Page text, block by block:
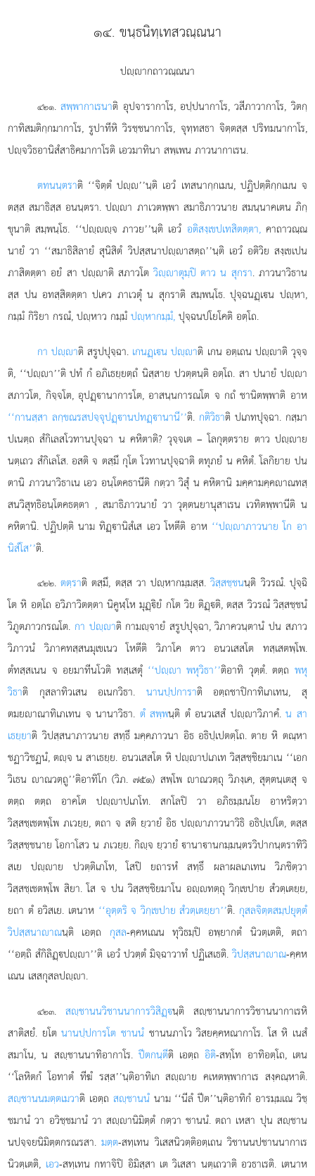
๑๔. ขนฺธนิทฺเทสวณฺณนา
ปฺากถาวณฺณนา
๔๒๑.สพฺพากาเรนาติ อุปจารากาโร, อปฺปนากาโร, วสีภาวากาโร, วิตกฺ
กาทิสมติกฺกมากาโร, รูปาทีหิ วิรชฺชนากาโร, จุทฺทสธา จิตฺตสฺส ปริทมนากาโร,
ปฺจวิธอานิสํสาธิคมากาโรติ เอวมาทินา สพฺเพน ภาวนากาเรน.
ตทนนฺตราติ ‘‘จิตฺตํ ปฺ’’นฺติ เอวํ เทสนากฺกเมน, ปฏิปตฺติกฺกเมน จ
ตสฺส สมาธิสฺส อนนฺตรา. ปฺา ภาเวตพฺพา สมาธิภาวนาย สมนฺนาคเตน ภิกฺ
ขุนาติ สมฺพนฺโธ. ‘‘ปฺฺจ ภาวย’’นฺติ เอวํ อติสงฺเขปเทสิตตฺตา,คาถาวณฺณ
นายํ วา ‘‘สมาธิสิลายํ สุนิสิตํ วิปสฺสนาปฺาสตฺถ’’นฺติ เอวํ อติวิย สงฺเขเปน
ภาสิตตฺตา อยํ สา ปฺาติ สภาวโตวิฺาตุมฺปิ ตาว น สุกรา. ภาวนาวิธาน
สฺส ปน อทสฺสิตตฺตา ปเคว ภาเวตุํ น สุกราติ สมฺพนฺโธ. ปุจฺฉนฏฺเน ปฺหา,
กมฺมํ กิริยา กรณํ, ปฺหาว กมฺมํปฺหากมฺมํ, ปุจฺฉนปโยโคติ อตฺโถ.
กา ปฺาติ สรูปปุจฺฉา. เกนฏฺเน ปฺาติ เกน อตฺเถน ปฺาติ วุจฺจ
ติ, ‘‘ปฺา’’ติ ปทํ กํ อภิเธยฺยตฺถํ นิสฺสาย ปวตฺตนฺติ อตฺโถ. สา ปนายํ ปฺา
สภาวโต, กิจฺจโต, อุปฏฺานาการโต, อาสนฺนการณโต จ กถํ ชานิตพฺพาติ อาห
‘‘กานสฺสา ลกฺขณรสปจฺจุปฏฺานปทฏฺานานี’’ติ. กติวิธาติ ปเภทปุจฺฉา. กสฺมา
ปเนตฺถ สํกิเลสโวทานปุจฺฉา น คหิตาติ? วุจฺจเต – โลกุตฺตราย ตาว ปฺาย
นตฺเถว สํกิเลโส. อสติ จ ตสฺมึ กุโต โวทานปุจฺฉาติ ตทุภยํ น คหิตํ. โลกิยาย ปน
ตานิ ภาวนาวิธาเน เอว อนฺโตคธานีติ กตฺวา วิสุํ น คหิตานิ มคฺคามคฺคาณทสฺ
สนวิสุทฺธิอนฺโตคธตฺตา , สมาธิภาวนายํ วา วุตฺตนยานุสาเรน เวทิตพฺพานีติ น
คหิตานิ. ปฏิปตฺติ นาม ทิฏฺานิสํเส เอว โหตีติ อาห ‘‘ปฺาภาวนาย โก อา
นิสํโส’’ติ.
๔๒๒.ตตฺราติ ตสฺมึ, ตสฺส วา ปฺหากมฺมสฺส.วิสฺสชฺชนนฺติ วิวรณํ. ปุจฺฉิ
โต หิ อตฺโถ อวิภาวิตตฺตา นิคูฬฺโห มุฏฺิยํ กโต วิย ติฏฺติ, ตสฺสวิวรณํ วิสฺสชฺชนํ
วิภูตภาวกรณโต. กา ปฺาติ กามฺจายํ สรูปปุจฺฉา, วิภาควนฺตานํ ปน สภาว
วิภาวนํ วิภาคทสฺสนมุเขเนว โหตีติ วิภาโค ตาว อนวเสสโต ทสฺเสตพฺโพ.
ตํทสฺสเนน จ อยมาทีนโวติ ทสฺเสตุํ ‘‘ปฺา พหุวิธา’’ติอาทิ วุตฺตํ. ตตฺถ พหุ
วิธาติ กุสลาทิวเสน อเนกวิธา. นานปฺปการาติ อตฺถชาปิกาทิเภเทน, สุ
ตมยาณาทิเภเทน จ นานาวิธา. ตํ สพฺพนฺติ ตํ อนวเสสํ ปฺาวิภาคํ.น สา
เธยฺยาติ วิปสฺสนาภาวนาย สทฺธึ มคฺคภาวนา อิธ อธิปฺเปตตฺโถ. ตาย หิ ตณฺหา
ชฏาวิชฏนํ, ตฺจ น สาเธยฺย. อนวเสสโต หิ ปฺาปเภเท วิสฺสชฺชิยมาเน ‘‘เอก
วิเธน าณวตฺถู’’ติอาทิโก (วิภ. ๗๕๑) สพฺโพ าณวตฺถุ วิภงฺเค, สุตฺตนฺเตสุ จ
ตตฺถ ตตฺถ อาคโต ปฺาปเภโท. สกโลปิ วา อภิธมฺมนโย อาหริตฺวา
วิสฺสชฺเชตพฺโพ ภเวยฺย, ตถา จ สติ ยฺวายํ อิธ ปฺาภาวนาวิธิ อธิปฺเปโต, ตสฺส
วิสฺสชฺชนาย โอกาโสว น ภเวยฺย. กิฺจ ยฺวายํ านาานกมฺมนฺตรวิปากนฺตราทิวิ
สเย ปฺาย ปวตฺติเภโท, โสปิ ยถารหํ สทฺธึ ผลาผลเภเทน วิภชิตฺวา
วิสฺสชฺเชตพฺโพ สิยา. โส จ ปน วิสฺสชฺชิยมาโน อฺทตฺถุ วิกฺเขปาย สํวตฺเตยฺย,
ยถา ตํ อวิสเย. เตนาห ‘‘อุตฺตริ จ วิกฺเขปาย สํวตฺเตยฺยา’’ติ. กุสลจิตฺตสมฺปยุตฺตํ
วิปสฺสนาาณนฺติ เอตฺถ กุสล-คฺคหเณน ทุวิธมฺปิ อพฺยากตํ นิวตฺเตติ, ตถา
‘‘อตฺถิ สํกิลิฏฺปฺา’’ติ เอวํ ปวตฺตํ มิจฺฉาวาทํ ปฏิเสเธติ.วิปสฺสนาาณ-คฺคห
เณน เสสกุสลปฺา.
๔๒๓. สฺชานนวิชานนาการวิสิฏฺนฺติ สฺชานนาการวิชานนากาเรหิ
สาติสยํ. ยโตนานปฺปการโต ชานนํชานนภาโว วิสยคฺคหณากาโร. โส หิ เนสํ
สมาโน, น สฺชานนาทิอากาโร. ปีตกนฺตีติ เอตฺถอิติ-สทฺโท อาทิอตฺโถ, เตน
‘‘โลหิตกํ โอทาตํ ทีฆํ รสฺส’’นฺติอาทิเก สฺาย คเหตพฺพากาเร สงฺคณฺหาติ.
สฺชานนมตฺตเมวาติ เอตฺถ สฺชานนํนาม ‘‘นีลํ ปีต’’นฺติอาทิกํ อารมฺมเณ วิชฺ
ชมานํ วา อวิชฺชมานํ วา สฺานิมิตฺตํ กตฺวา ชานนํ. ตถา เหสา ปุน สฺชาน
นปจฺจยนิมิตฺตกรณรสา.มตฺต-สทฺเทน วิเสสนิวตฺติอตฺเถน วิชานนปชานนากาเร
นิวตฺเตติ, เอว-สทฺเทน กทาจิปิ อิมิสฺสา เต วิเสสา นตฺเถวาติ อวธาเรติ. เตนาห